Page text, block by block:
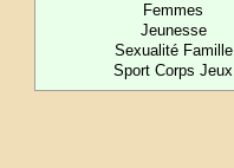
Femmes
Jeunesse
Sexualité Famille
Sport Corps Jeux